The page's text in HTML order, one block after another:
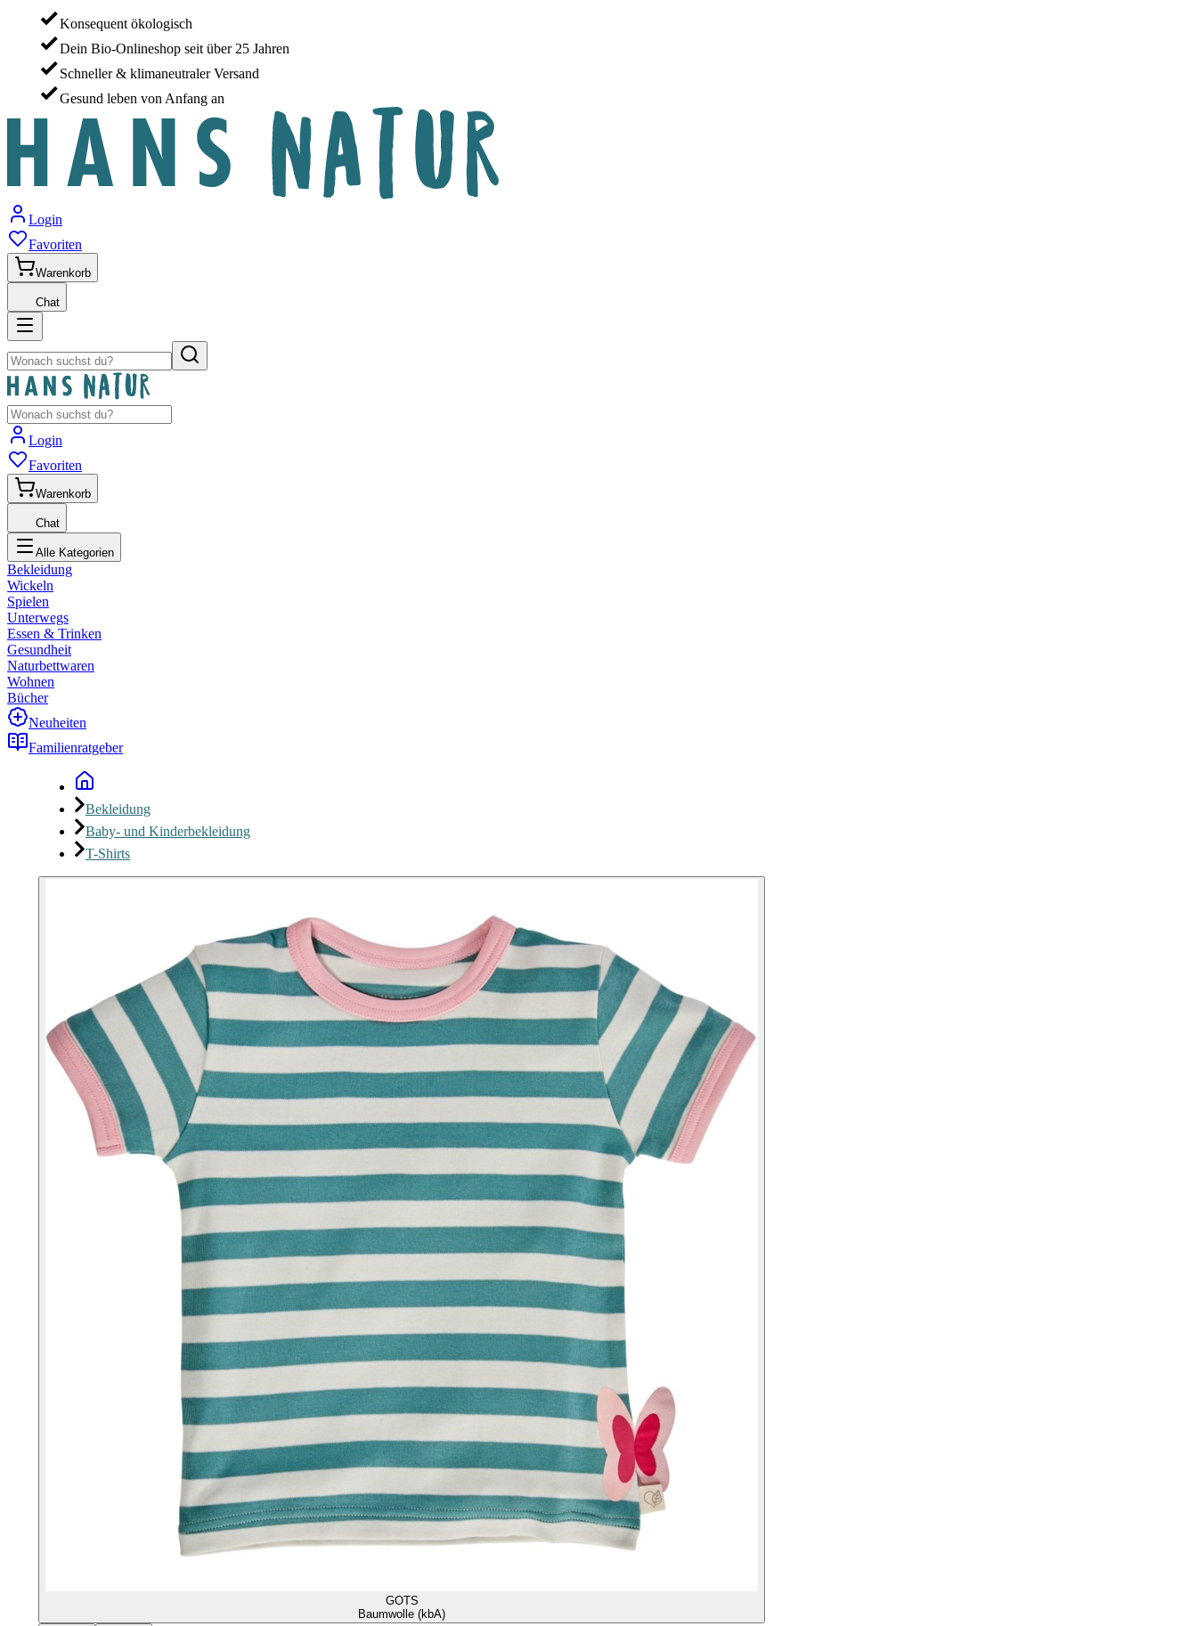
Konsequent ökologisch
Dein Bio-Onlineshop seit über 25 Jahren
Schneller & klimaneutraler Versand
Gesund leben von Anfang an
Login
Favoriten
Warenkorb
Chat
Login
Favoriten
Warenkorb
Chat
Alle Kategorien
Bekleidung
Wickeln
Spielen
Unterwegs
Essen & Trinken
Gesundheit
Naturbettwaren
Wohnen
Bücher
Neuheiten
Familienratgeber
Bekleidung
Baby- und Kinderbekleidung
T-Shirts
GOTS
Baumwolle (kbA)